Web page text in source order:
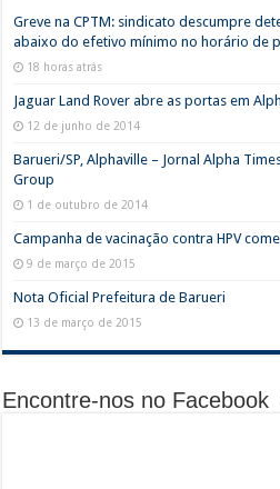
Greve na CPTM: sindicato descumpre
abaixo do efetivo mínimo no horário de
18 horas atrás
Jaguar Land Rover abre as portas em
12 de junho de 2014
Barueri/SP, Alphaville – Jornal Alpha
Group
1 de outubro de 2014
Campanha de vacinação contra HPV
9 de março de 2015
Nota Oficial Prefeitura de Barueri
13 de março de 2015
Encontre-nos no Facebook